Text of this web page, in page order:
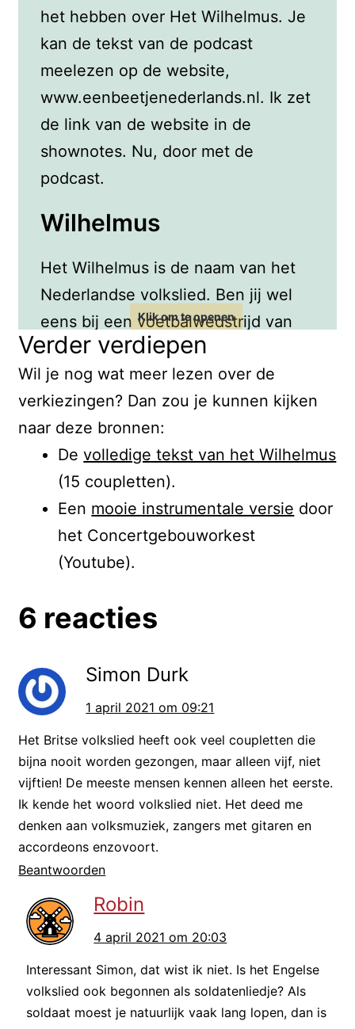
het hebben over Het Wilhelmus. Je
kan de tekst van de podcast
meelezen op de website,
www.eenbeetjenederlands.nl. Ik zet
de link van de website in de
shownotes. Nu, door met de
podcast.
Wilhelmus
Het Wilhelmus is de naam van het
Nederlandse volkslied. Ben jij wel
eens bij een voetbalwedstrijd van
het Nederlands elftal geweest? Dan
heb je hem vast al eens gehoord.
Ook bij de Nationale
dodenherdenking op 4 mei wordt
het Wilhelmus gespeeld, na de
minuut stilte. Maar waar gaat het
volkslied eigenlijk over?
Nederland heeft één van de oudste
Japan heeft een ouder volkslied.
Het Wilhelmus is waarschijnlijk meer
geschreven, ongeveer in het jaar
1570. In dat jaar was de
Tachtigjarige Oorlog net begonnen.
Die oorlog is een van de
belangrijkste oorlogen uit de
Nederlandse geschiedenis. Dat is
namelijk de oorlog waarin Nederland
onafhankelijk werd van Spanje, of
beter gezegd het Spaanse Rijk.
Toen het Wilhelmus geschreven
werd bestond Nederland als land
dus helemaal nog niet! Ik zal in een
Verder verdiepen
Wil je nog wat meer lezen over de
verkiezingen? Dan zou je kunnen kijken
naar deze bronnen:
Devolledige tekst van het Wilhelmus
(15 coupletten).
Een mooie instrumentale versie door
het Concertgebouworkest
(Youtube).
6 reacties
Simon Durk
1 april 2021 om 09:21
Het Britse volkslied heeft ook veel coupletten die
bijna nooit worden gezongen, maar alleen vijf, niet
vijftien! De meeste mensen kennen alleen het eerste.
Ik kende het woord volkslied niet. Het deed me
denken aan volksmuziek, zangers met gitaren en
accordeons enzovoort.
Beantwoorden
Robin
4 april 2021 om 20:03
Interessant Simon, dat wist ik niet. Is het Engelse
volkslied ook begonnen als soldatenliedje? Als
soldaat moest je natuurlijk vaak lang lopen, dan is